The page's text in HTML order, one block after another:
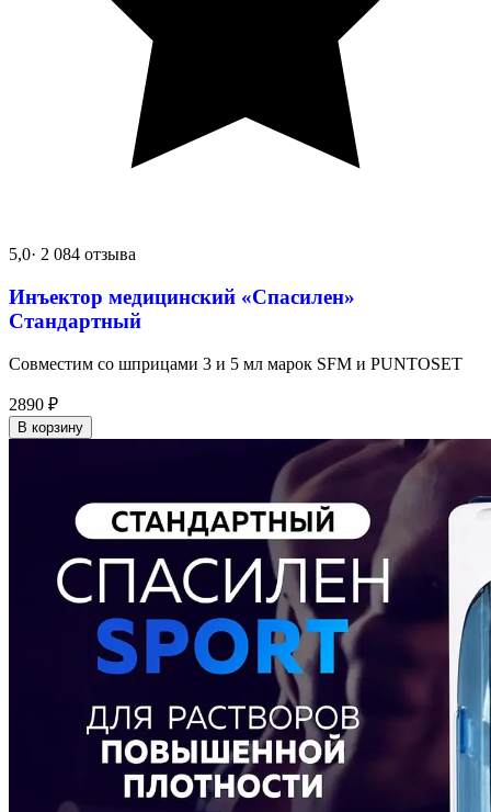
5,0· 2 084 отзыва
Инъектор медицинский «Спасилен»
Стандартный
Совместим со шприцами 3 и 5 мл марок SFM и PUNTOSET
2890 ₽
В корзину